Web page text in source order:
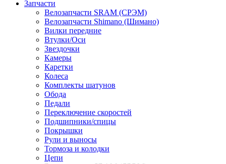
Запчасти
Велозапчасти SRAM (СРЭМ)
Велозапчасти Shimano (Шимано)
Вилки передние
Втулки/Оси
Звездочки
Камеры
Каретки
Колеса
Комплекты шатунов
Обода
Педали
Переключение скоростей
Подшипники/спицы
Покрышки
Рули и выносы
Тормоза и колодки
Цепи